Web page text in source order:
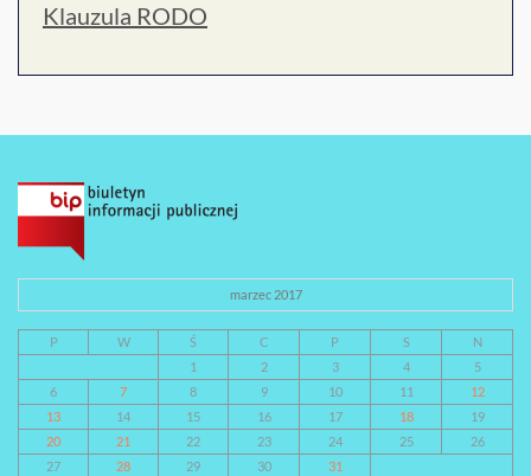
Klauzula RODO
marzec 2017
P W Ś C P S
N
1
2 3 4
5
6
7 8 9 10 11
12
13
14 15 16 17 18
19
20
21 22 23 24 25
26
27
28 29 30 31